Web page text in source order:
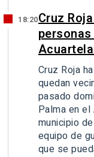
18:20Cruz
Cruz Roja
quedan
pasado
Palma en
municipio
equipo de
que se